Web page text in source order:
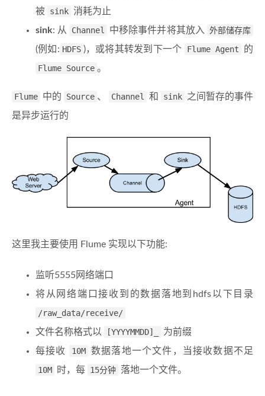
被
sink 消耗为止
sink: 从 Channel 中移除事件并将其放入
外部储存库
(例如: HDFS )，或将其转发到下一个 Flume Agent
的
Flume Source 。
Flume 中的 Source 、 Channel 和 sink 之间暂存的事件
是异步运行的
这里我主要使用 Flume 实现以下功能:
监听5555网络端口
将从网络端口接收到的数据落地到hdfs以下目录
/raw_data/receive/
文件名称格式以
[YYYYMMDD]_
为前缀
每接收
10M 数据落地一个文件，当接收数据不足
10M
时，每 15分钟 落地一个文件。